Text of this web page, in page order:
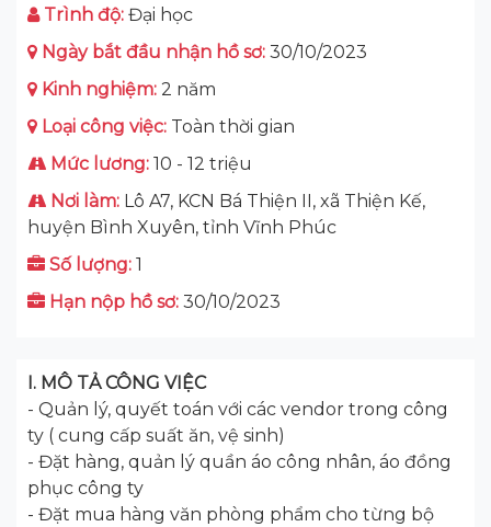
Trình độ: Đại học
Ngày bắt đầu nhận hồ sơ: 30/10/2023
Kinh nghiệm: 2 năm
Loại công việc: Toàn thời gian
Mức lương: 10 - 12 triệu
Nơi làm: Lô A7, KCN Bá Thiện II, xã Thiện Kế,
huyện Bình Xuyên, tỉnh Vĩnh Phúc
Số lượng: 1
Hạn nộp hồ sơ: 30/10/2023
I. MÔ TẢ CÔNG VIỆC
- Quản lý, quyết toán với các vendor trong công
ty ( cung cấp suất ăn, vệ sinh)
- Đặt hàng, quản lý quần áo công nhân, áo đồng
phục công ty
- Đặt mua hàng văn phòng phẩm cho từng bộ